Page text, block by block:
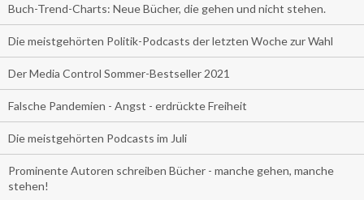
Buch-Trend-Charts: Neue Bücher, die gehen und nicht stehen.
Die meistgehörten Politik-Podcasts der letzten Woche zur Wahl
Der Media Control Sommer-Bestseller 2021
Falsche Pandemien - Angst - erdrückte Freiheit
Die meistgehörten Podcasts im Juli
Prominente Autoren schreiben Bücher - manche gehen, manche
stehen!